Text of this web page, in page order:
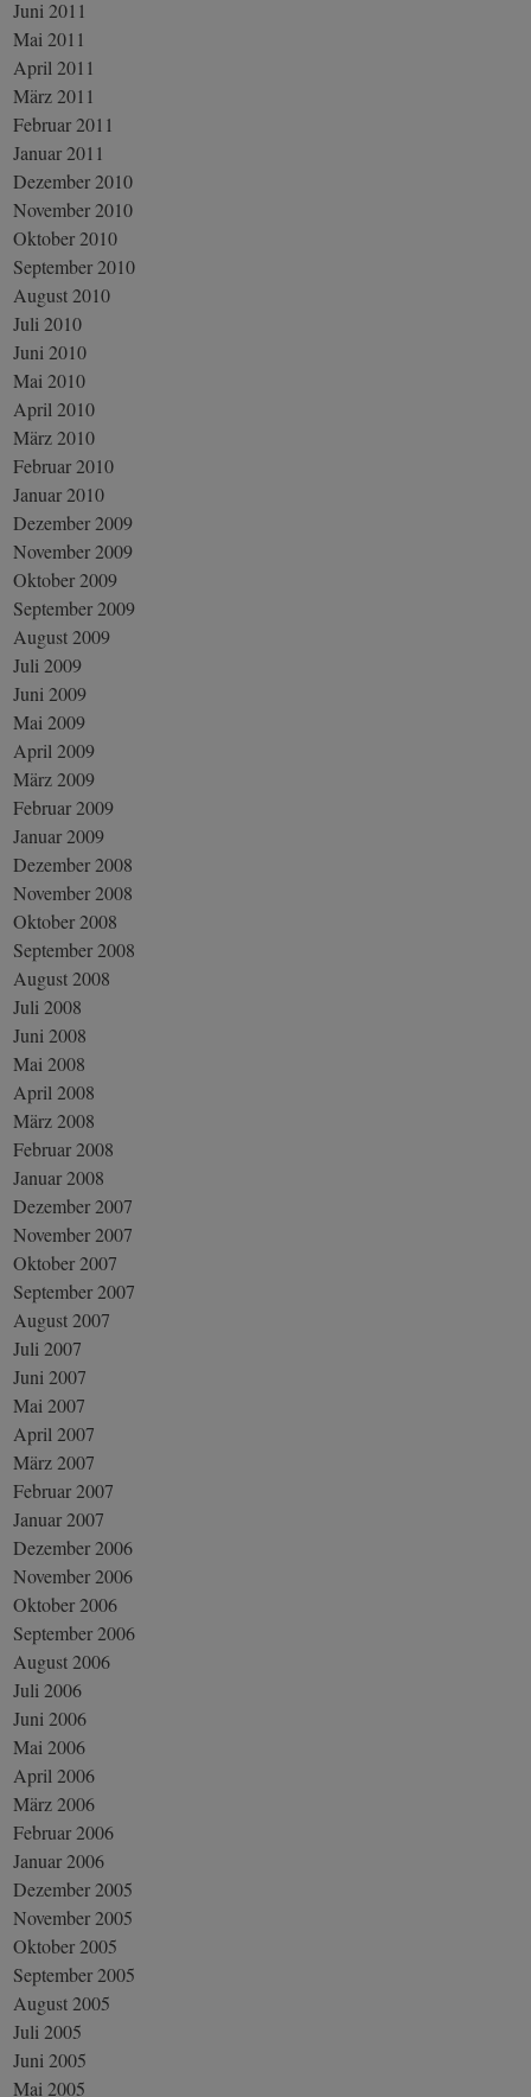
Juni 2011
Mai 2011
April 2011
März 2011
Februar 2011
Januar 2011
Dezember 2010
November 2010
Oktober 2010
September 2010
August 2010
Juli 2010
Juni 2010
Mai 2010
April 2010
März 2010
Februar 2010
Januar 2010
Dezember 2009
November 2009
Oktober 2009
September 2009
August 2009
Juli 2009
Juni 2009
Mai 2009
April 2009
März 2009
Februar 2009
Januar 2009
Dezember 2008
November 2008
Oktober 2008
September 2008
August 2008
Juli 2008
Juni 2008
Mai 2008
April 2008
März 2008
Februar 2008
Januar 2008
Dezember 2007
November 2007
Oktober 2007
September 2007
August 2007
Juli 2007
Juni 2007
Mai 2007
April 2007
März 2007
Februar 2007
Januar 2007
Dezember 2006
November 2006
Oktober 2006
September 2006
August 2006
Juli 2006
Juni 2006
Mai 2006
April 2006
März 2006
Februar 2006
Januar 2006
Dezember 2005
November 2005
Oktober 2005
September 2005
August 2005
Juli 2005
Juni 2005
Mai 2005